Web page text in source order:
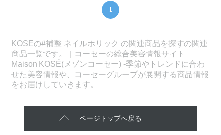
1
KOSEの#補整 ネイルホリック の関連商品を探すの関連
商品一覧です。｜コーセーの総合美容情報サイト
Maison KOSÉ(メゾンコーセー) -季節やトレンドに合わ
せた美容情報や、コーセーグループが展開する商品情報
をお届けしていきます。
ページトップへ戻る